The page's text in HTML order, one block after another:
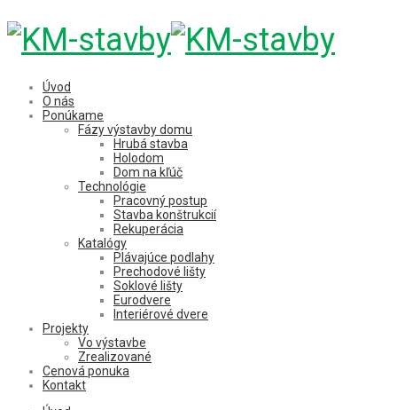
Úvod
O nás
Ponúkame
Fázy výstavby domu
Hrubá stavba
Holodom
Dom na kľúč
Technológie
Pracovný postup
Stavba konštrukcií
Rekuperácia
Katalógy
Plávajúce podlahy
Prechodové lišty
Soklové lišty
Eurodvere
Interiérové dvere
Projekty
Vo výstavbe
Zrealizované
Cenová ponuka
Kontakt